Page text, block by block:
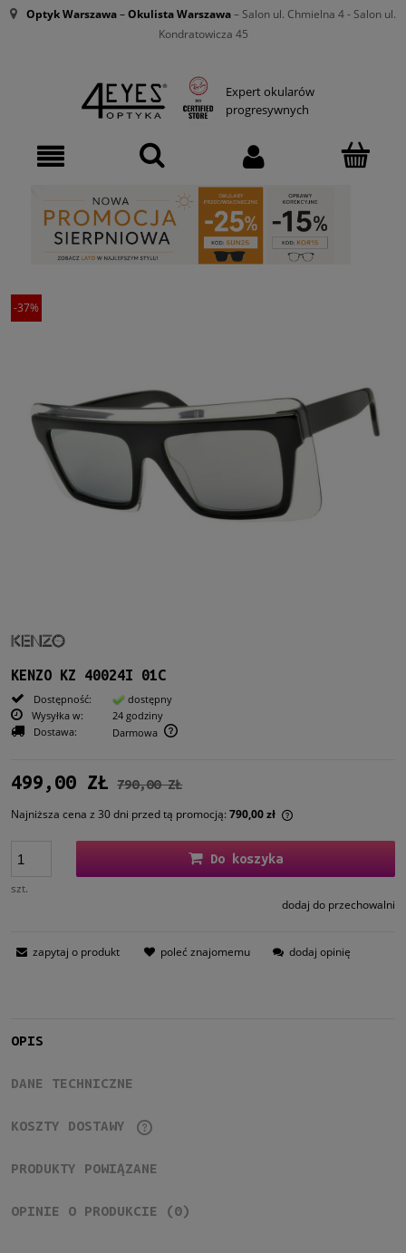
Optyk Warszawa–Okulista Warszawa– Salon ul. Chmielna 4 - Salon ul.
Kondratowicza 45
Expert okularów
progresywnych
-37%
KENZO KZ 40024I 01C
Dostępność:
dostępny
Wysyłka w:
24 godziny
Dostawa:
Darmowa
499,00 ZŁ
790,00 ZŁ
Najniższa cena z 30 dni przed tą promocją: 790,00 zł
szt.
Do koszyka
dodaj do przechowalni
zapytaj o produkt poleć znajomemu dodaj opinię
OPIS
DANE TECHNICZNE
KOSZTY DOSTAWY
CENA NIE ZAWIERA EWENTUALNYCH KOSZTÓW PŁATNOŚCI
PRODUKTY POWIĄZANE
OPINIE O PRODUKCIE (0)